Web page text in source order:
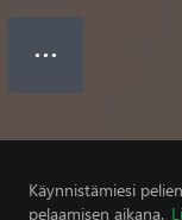
● ● ●
Käynnistämiesi
pelaamisen aikana.